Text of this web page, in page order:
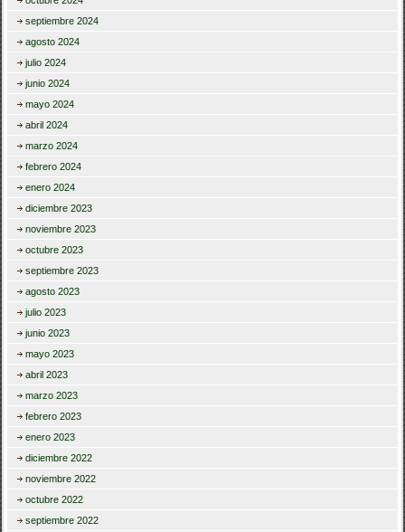
septiembre 2024
agosto 2024
julio 2024
junio 2024
mayo 2024
abril 2024
marzo 2024
febrero 2024
enero 2024
diciembre 2023
noviembre 2023
octubre 2023
septiembre 2023
agosto 2023
julio 2023
junio 2023
mayo 2023
abril 2023
marzo 2023
febrero 2023
enero 2023
diciembre 2022
noviembre 2022
octubre 2022
septiembre 2022